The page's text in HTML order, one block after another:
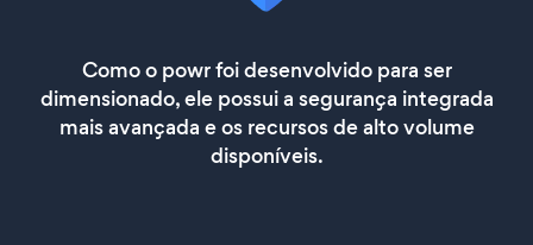
Como o powr foi desenvolvido para ser
dimensionado, ele possui a segurança integrada
mais avançada e os recursos de alto volume
disponíveis.